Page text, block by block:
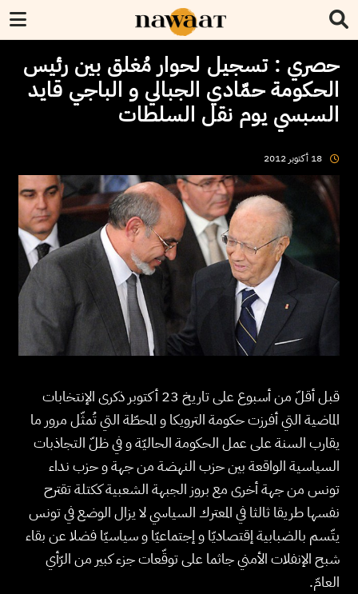
حصري : تسجيل لحوار مُغلق بين رئيس
الحكومة حمّادي الجبالي و الباجي قايد
السبسي يوم نقل السلطات
18 أكتوبر 2012
قبل أقلّ من أسبوع على تاريخ 23 أكتوبر ذكرى الإنتخابات
الماضية التي أفرزت حكومة الترويكا و المحطّة التي تُمثّل مرور ما
يقارب السنة على عمل الحكومة الحاليّة و في ظلّ التجاذبات
السياسية الواقعة بين حزب النهضة من جهة و حزب نداء
تونس من جهة أخرى مع بروز الجبهة الشعبية ككتلة تقترح
نفسها طريقا ثالثا في المعترك السياسي لا يزال الوضع في تونس
يتّسم بالضبابية إقتصاديّا و إجتماعيّا و سياسيّا فضلا عن بقاء
شبح الإنفلات الأمني جاثما على توقّعات جزء كبير من الرّأي
العامّ.